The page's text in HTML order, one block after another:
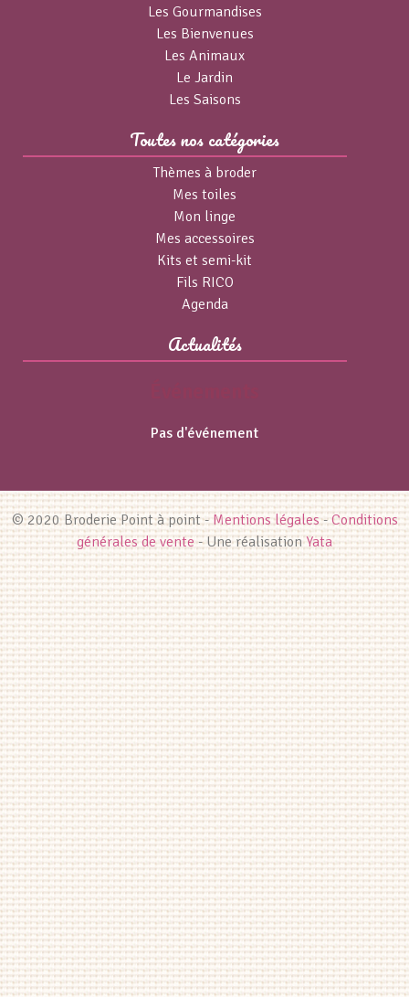
Les Gourmandises
Les Bienvenues
Les Animaux
Le Jardin
Les Saisons
Toutes nos catégories
Thèmes à broder
Mes toiles
Mon linge
Mes accessoires
Kits et semi-kit
Fils RICO
Agenda
Actualités
Pas d'événement
© 2020 Broderie Point à point - Mentions légales-Conditions
générales de vente- Une réalisationYata